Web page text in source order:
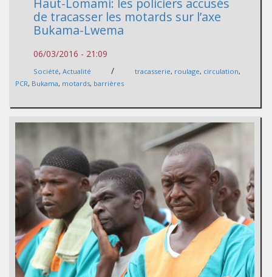
Haut-Lomami: les policiers accusés
de tracasser les motards sur l’axe
Bukama-Lwema
06/03/2016 - 21:09
Société, Actualité / tracasserie, roulage, circulation,
PCR, Bukama, motards, barrières